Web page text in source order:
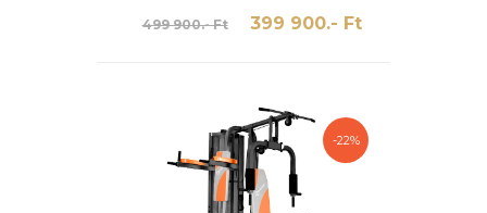
499 900.- Ft 399 900.- Ft
-22%